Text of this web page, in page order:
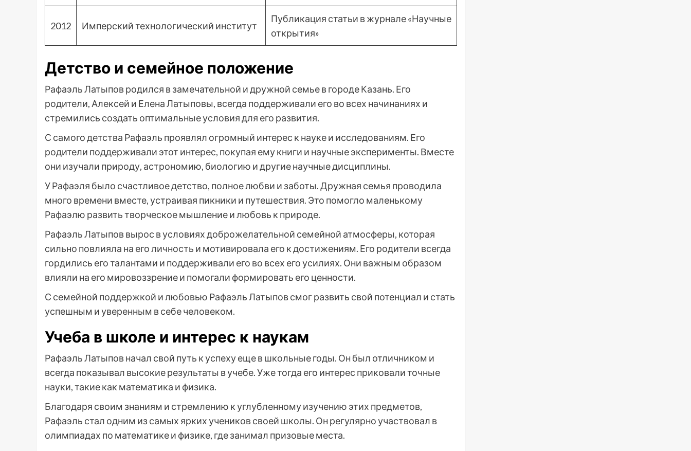
2012 Имперский технологический институт
Публикация статьи в журнале «Научные
открытия»
Детство и семейное положение
Рафаэль Латыпов родился в замечательной и дружной семье в городе Казань. Его
родители, Алексей и Елена Латыповы, всегда поддерживали его во всех начинаниях и
стремились создать оптимальные условия для его развития.
С самого детства Рафаэль проявлял огромный интерес к науке и исследованиям. Его
родители поддерживали этот интерес, покупая ему книги и научные эксперименты. Вместе
они изучали природу, астрономию, биологию и другие научные дисциплины.
У Рафаэля было счастливое детство, полное любви и заботы. Дружная семья проводила
много времени вместе, устраивая пикники и путешествия. Это помогло маленькому
Рафаэлю развить творческое мышление и любовь к природе.
Рафаэль Латыпов вырос в условиях доброжелательной семейной атмосферы, которая
сильно повлияла на его личность и мотивировала его к достижениям. Его родители всегда
гордились его талантами и поддерживали его во всех его усилиях. Они важным образом
влияли на его мировоззрение и помогали формировать его ценности.
С семейной поддержкой и любовью Рафаэль Латыпов смог развить свой потенциал и стать
успешным и уверенным в себе человеком.
Учеба в школе и интерес к наукам
Рафаэль Латыпов начал свой путь к успеху еще в школьные годы. Он был отличником и
всегда показывал высокие результаты в учебе. Уже тогда его интерес приковали точные
науки, такие как математика и физика.
Благодаря своим знаниям и стремлению к углубленному изучению этих предметов,
Рафаэль стал одним из самых ярких учеников своей школы. Он регулярно участвовал в
олимпиадах по математике и физике, где занимал призовые места.